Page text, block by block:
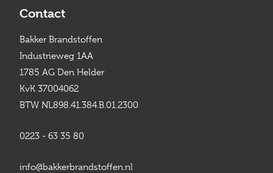
Contact
Bakker Brandstoffen
Industrieweg 1AA
1785 AG Den Helder
KvK 37004062
BTW NL898.41.384.B.01.2300
0223 - 63 35 80
info@bakkerbrandstoffen.nl